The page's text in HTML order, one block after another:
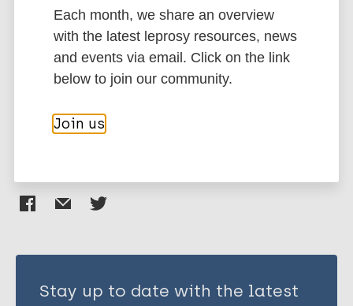
Leprosy (Hansen disease)
Stigma (leprosy related)
Stay up to date with the latest
Each month, we share an overview
with the latest leprosy resources, news
and events via email. Click on the link
below to join our community.
Join us